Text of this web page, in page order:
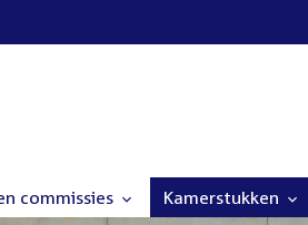
commissies Kamerstukken